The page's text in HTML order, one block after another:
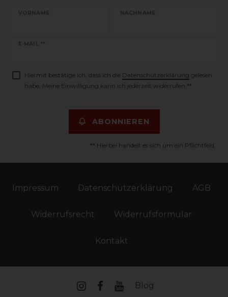
VORNAME NACHNAME
E-MAIL **
Newsletter
Hiermit bestätige ich, dass ich die Daten­schutz­erklärung gelesen
habe. Meine Einwilligung kann ich jederzeit widerrufen.**
ABONNIEREN
** Hierbei handelt es sich um ein Pflichtfeld.
Impressum Daten­schutz­erklärung AGB
Widerrufs­recht Widerrufs­formular
Kontakt
Blog